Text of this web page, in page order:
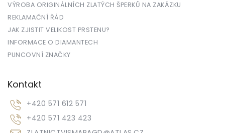
VÝROBA ORIGINÁLNÍCH ZLATÝCH ŠPERKŮ NA ZAKÁZKU
REKLAMAČNÍ ŘÁD
JAK ZJISTIT VELIKOST PRSTENU?
INFORMACE O DIAMANTECH
PUNCOVNÍ ZNAČKY
Kontakt
+420 571 612 571
+420 571 423 423